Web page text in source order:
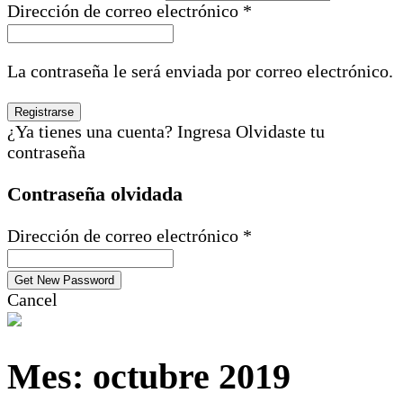
Dirección de correo electrónico *
La contraseña le será enviada por correo electrónico.
¿Ya tienes una cuenta? Ingresa Olvidaste tu
contraseña
Contraseña olvidada
Dirección de correo electrónico *
Cancel
Mes: octubre 2019